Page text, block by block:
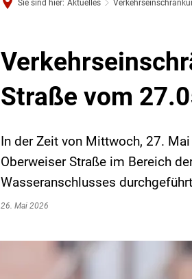
Sie sind hier: Aktuelles
Straße vom
In der Zeit von Mittwoch, 27.
Oberweiser Straße im Bereich
Wasseranschlusses
26. Mai 2026